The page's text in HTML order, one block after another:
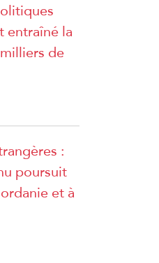
entraîné la
de
:
poursuit
et à